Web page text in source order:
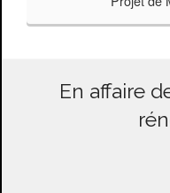
En affaire